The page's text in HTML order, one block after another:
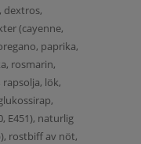
dextros,
(cayenne,
paprika,
rosmarin,
lök,
E451), naturlig
rostbiff av nöt,